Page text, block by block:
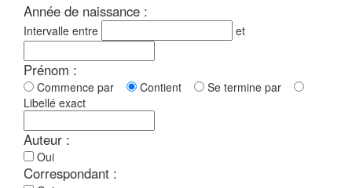
Année de naissance :
Intervalle entre et
Prénom :
Commence par Contient
Se termine par
Libellé exact
Auteur :
Oui
Correspondant :